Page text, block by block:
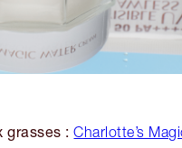
grasses : Charlotte’s